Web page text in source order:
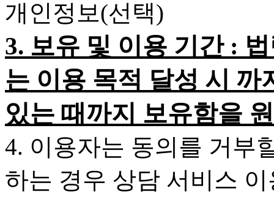
개인정보(선택)
3. 보유 및 이용 기간 :
는 이용 목적 달성 시
있는 때까지 보유함을
4. 이용자는 동의를 거부
하는 경우 상담 서비스